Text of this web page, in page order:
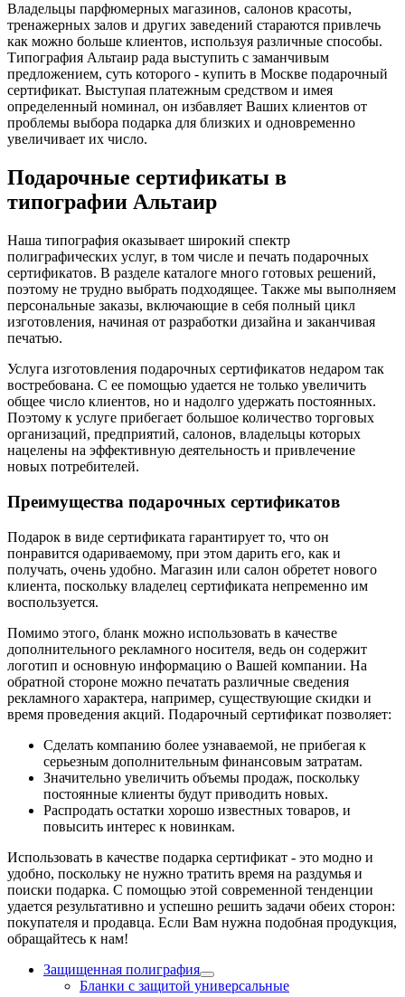
Владельцы парфюмерных магазинов, салонов красоты,
тренажерных залов и других заведений стараются привлечь
как можно больше клиентов, используя различные способы.
Типография Альтаир рада выступить с заманчивым
предложением, суть которого - купить в Москве подарочный
сертификат. Выступая платежным средством и имея
определенный номинал, он избавляет Ваших клиентов от
проблемы выбора подарка для близких и одновременно
увеличивает их число.
Подарочные сертификаты в
типографии Альтаир
Наша типография оказывает широкий спектр
полиграфических услуг, в том числе и печать подарочных
сертификатов. В разделе каталоге много готовых решений,
поэтому не трудно выбрать подходящее. Также мы выполняем
персональные заказы, включающие в себя полный цикл
изготовления, начиная от разработки дизайна и заканчивая
печатью.
Услуга изготовления подарочных сертификатов недаром так
востребована. С ее помощью удается не только увеличить
общее число клиентов, но и надолго удержать постоянных.
Поэтому к услуге прибегает большое количество торговых
организаций, предприятий, салонов, владельцы которых
нацелены на эффективную деятельность и привлечение
новых потребителей.
Преимущества подарочных сертификатов
Подарок в виде сертификата гарантирует то, что он
понравится одариваемому, при этом дарить его, как и
получать, очень удобно. Магазин или салон обретет нового
клиента, поскольку владелец сертификата непременно им
воспользуется.
Помимо этого, бланк можно использовать в качестве
дополнительного рекламного носителя, ведь он содержит
логотип и основную информацию о Вашей компании. На
обратной стороне можно печатать различные сведения
рекламного характера, например, существующие скидки и
время проведения акций. Подарочный сертификат позволяет:
Сделать компанию более узнаваемой, не прибегая к
серьезным дополнительным финансовым затратам.
Значительно увеличить объемы продаж, поскольку
постоянные клиенты будут приводить новых.
Распродать остатки хорошо известных товаров, и
повысить интерес к новинкам.
Использовать в качестве подарка сертификат - это модно и
удобно, поскольку не нужно тратить время на раздумья и
поиски подарка. С помощью этой современной тенденции
удается результативно и успешно решить задачи обеих сторон:
покупателя и продавца. Если Вам нужна подобная продукция,
обращайтесь к нам!
Защищенная полиграфия
Бланки с защитой универсальные